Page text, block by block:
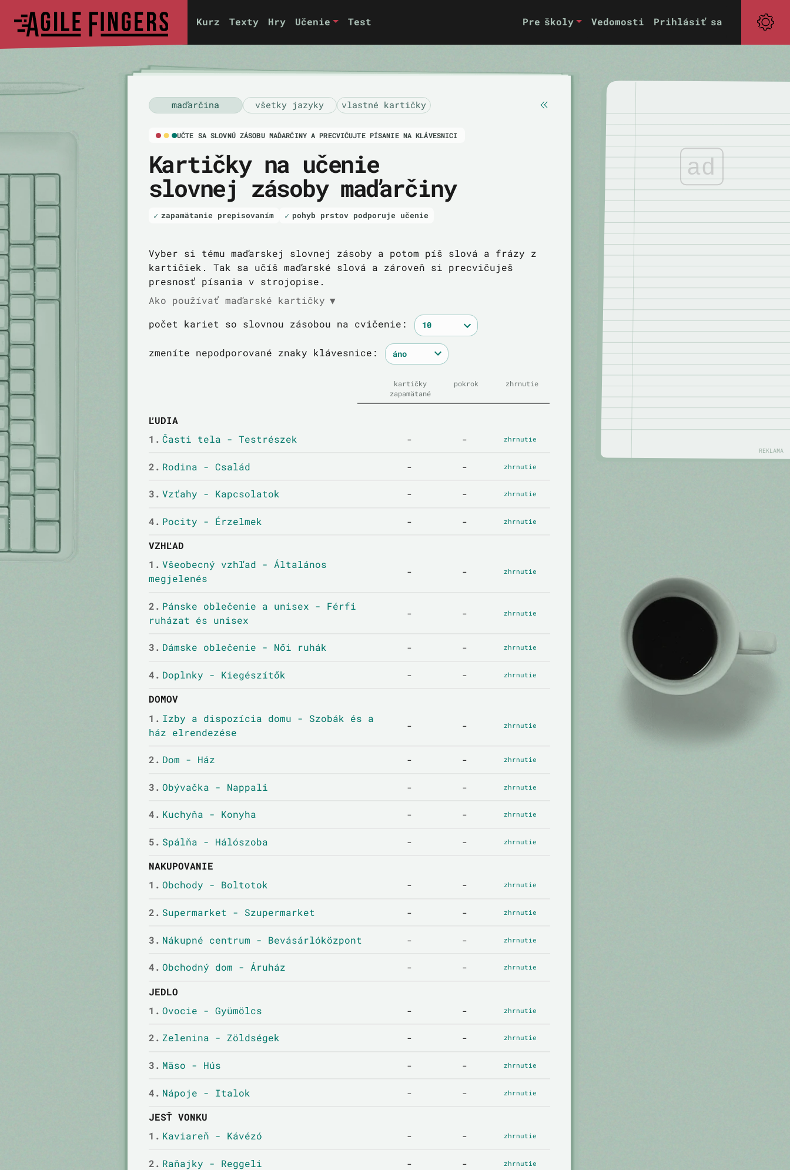
Kurz Texty Hry Učenie Test Pre školy Vedomosti Prihlásiť sa
maďarčina všetky jazyky vlastné kartičky
UČTE SA SLOVNÚ ZÁSOBU MAĎARČINY A PRECVIČUJTE PÍSANIE NA KLÁVESNICI
Kartičky na učenie
slovnej zásoby maďarčiny
zapamätanie prepisovaním pohyb prstov podporuje učenie
Vyber si tému maďarskej slovnej zásoby a potom píš slová a frázy z
kartičiek. Tak sa učíš maďarské slová a zároveň si precvičuješ
presnosť písania v strojopise.
Ako používať maďarské kartičky ▼
počet kariet so slovnou zásobou na cvičenie:
zmeníte nepodporované znaky klávesnice:
kartičky
zapamätané
pokrok zhrnutie
ĽUDIA
1. Časti tela - Testrészek - - zhrnutie
2. Rodina - Család - - zhrnutie
3. Vzťahy - Kapcsolatok - - zhrnutie
4. Pocity - Érzelmek - - zhrnutie
VZHĽAD
1. Všeobecný vzhľad - Általános
megjelenés
- - zhrnutie
2. Pánske oblečenie a unisex - Férfi
ruházat és unisex
- - zhrnutie
3. Dámske oblečenie - Női ruhák - - zhrnutie
4. Doplnky - Kiegészítők - - zhrnutie
DOMOV
1. Izby a dispozícia domu - Szobák és a
ház elrendezése
- - zhrnutie
2. Dom - Ház - - zhrnutie
3. Obývačka - Nappali - - zhrnutie
4. Kuchyňa - Konyha - - zhrnutie
5. Spálňa - Hálószoba - - zhrnutie
NAKUPOVANIE
1. Obchody - Boltotok - - zhrnutie
2. Supermarket - Szupermarket - - zhrnutie
3. Nákupné centrum - Bevásárlóközpont - - zhrnutie
4. Obchodný dom - Áruház - - zhrnutie
JEDLO
1. Ovocie - Gyümölcs - - zhrnutie
2. Zelenina - Zöldségek - - zhrnutie
3. Mäso - Hús - - zhrnutie
4. Nápoje - Italok - - zhrnutie
JESŤ VONKU
1. Kaviareň - Kávézó - - zhrnutie
2. Raňajky - Reggeli - - zhrnutie
ad
REKLAMA